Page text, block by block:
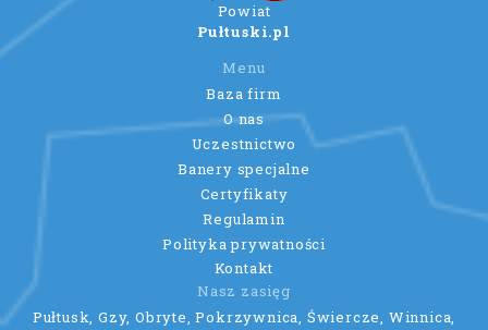
Powiat
Pułtuski.pl
Menu
Baza firm
O nas
Uczestnictwo
Banery specjalne
Certyfikaty
Regulamin
Polityka prywatności
Kontakt
Nasz zasięg
Pułtusk, Gzy, Obryte, Pokrzywnica, Świercze, Winnica,